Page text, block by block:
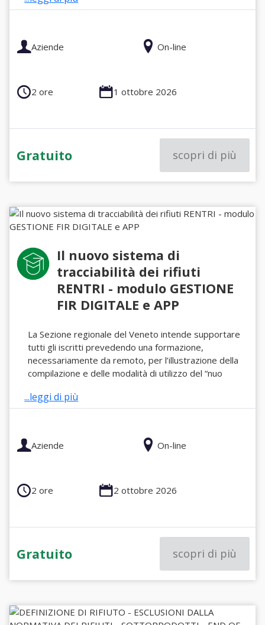
Aziende On-line
2 ore 1 ottobre 2026
Gratuito scopri di più
Il nuovo sistema di
tracciabilità dei rifiuti
RENTRI - modulo GESTIONE
FIR DIGITALE e APP
La Sezione regionale del Veneto intende supportare
tutti gli iscritti prevedendo una formazione,
necessariamente da remoto, per l’illustrazione della
compilazione e delle modalità di utilizzo del “nuo
...leggi di più
Aziende On-line
2 ore 2 ottobre 2026
Gratuito scopri di più